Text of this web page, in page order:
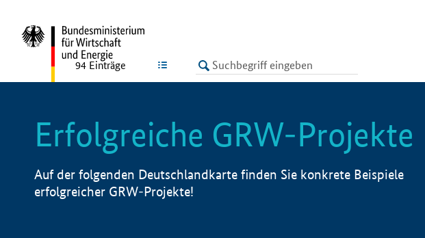
LISTE
94 Einträge
Erfolgreiche GRW-Projekte
Auf der folgenden Deutschlandkarte finden Sie konkrete Beispiele
erfolgreicher GRW-Projekte!